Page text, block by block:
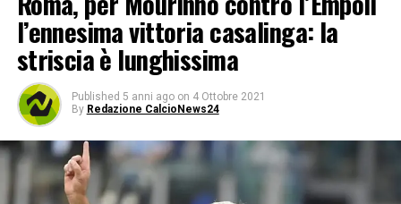
l’ennesima vittoria casalinga: la
striscia è lunghissima
Published 5 anni ago on 4 Ottobre 2021
By Redazione CalcioNews24